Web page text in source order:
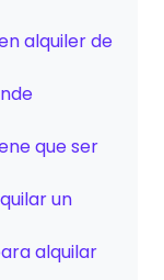
alquiler de
que ser
un
alquilar